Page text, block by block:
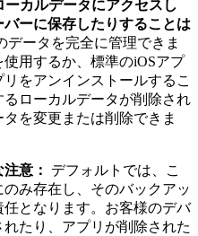
カルデータにアクセスし
ーに保存したりすることは
データを完全に管理できま
用するか、標準のiOSアプ
をアンインストールするこ
ローカルデータが削除され
を変更または削除できま
意：
デフォルトでは、こ
み存在し、そのバックアッ
となります。お客様のデバ
たり、アプリが削除された